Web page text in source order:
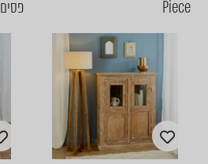
Piece
פסים